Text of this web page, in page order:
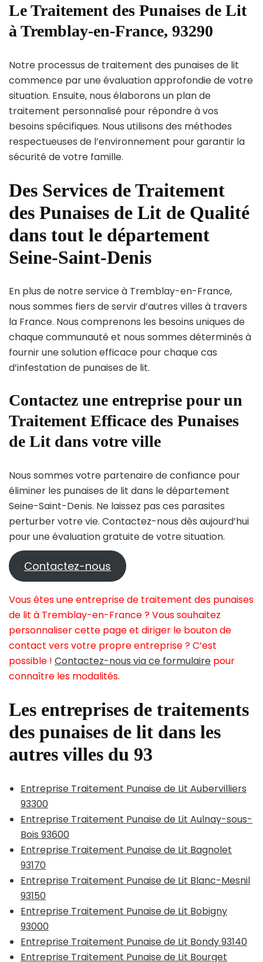
Le Traitement des Punaises de Lit
à Tremblay-en-France, 93290
Notre processus de traitement des punaises de lit
commence par une évaluation approfondie de votre
situation. Ensuite, nous élaborons un plan de
traitement personnalisé pour répondre à vos
besoins spécifiques. Nous utilisons des méthodes
respectueuses de l’environnement pour garantir la
sécurité de votre famille.
Des Services de Traitement
des Punaises de Lit de Qualité
dans tout le département
Seine-Saint-Denis
En plus de notre service à Tremblay-en-France,
nous sommes fiers de servir d’autres villes à travers
la France. Nous comprenons les besoins uniques de
chaque communauté et nous sommes déterminés à
fournir une solution efficace pour chaque cas
d’infestation de punaises de lit.
Contactez une entreprise pour un
Traitement Efficace des Punaises
de Lit dans votre ville
Nous sommes votre partenaire de confiance pour
éliminer les punaises de lit dans le département
Seine-Saint-Denis. Ne laissez pas ces parasites
perturber votre vie. Contactez-nous dès aujourd’hui
pour une évaluation gratuite de votre situation.
Contactez-nous
Vous êtes une entreprise de traitement des punaises
de lit à Tremblay-en-France ? Vous souhaitez
personnaliser cette page et diriger le bouton de
contact vers votre propre entreprise ? C’est
possible ! Contactez-nous via ce formulaire pour
connaître les modalités.
Les entreprises de traitements
des punaises de lit dans les
autres villes du 93
Entreprise Traitement Punaise de Lit Aubervilliers
93300
Entreprise Traitement Punaise de Lit Aulnay-sous-
Bois 93600
Entreprise Traitement Punaise de Lit Bagnolet
93170
Entreprise Traitement Punaise de Lit Blanc-Mesnil
93150
Entreprise Traitement Punaise de Lit Bobigny
93000
Entreprise Traitement Punaise de Lit Bondy 93140
Entreprise Traitement Punaise de Lit Bourget